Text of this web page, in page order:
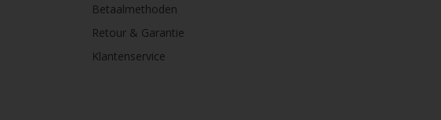
Betaalmethoden
Retour & Garantie
Klantenservice